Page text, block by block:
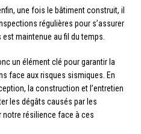
une fois le bâtiment construit, il
régulières pour s’assurer
maintenue au fil du temps.
un élément clé pour garantir la
face aux risques sismiques. En
la construction et l’entretien
les dégâts causés par les
notre résilience face à ces